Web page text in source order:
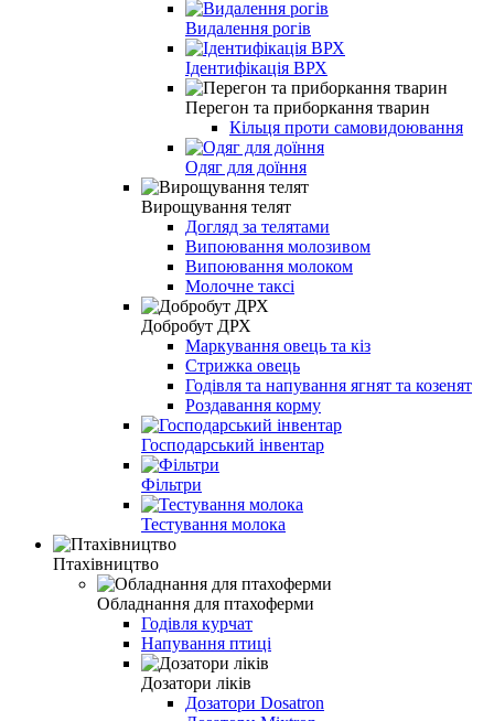
Видалення рогів
Ідентифікація ВРХ
Перегон та приборкання тварин
Кільця проти самовидоювання
Одяг для доїння
Вирощування телят
Догляд за телятами
Випоювання молозивом
Випоювання молоком
Молочне таксі
Добробут ДРХ
Маркування овець та кіз
Стрижка овець
Годівля та напування ягнят та козенят
Роздавання корму
Господарський інвентар
Фільтри
Тестування молока
Птахівництво
Обладнання для птахоферми
Годівля курчат
Напування птиці
Дозатори ліків
Дозатори Dosatron